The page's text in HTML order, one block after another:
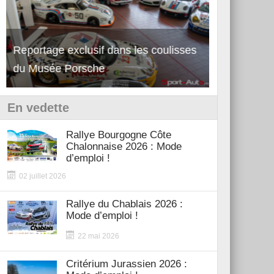
Reportage exclusif dans les coulisses
du Musée Porsche
Découverte de la nouvelle Ferrari
12Cilindri Manuale
En vedette
Rallye Bourgogne Côte
Chalonnaise 2026 : Mode
d’emploi !
02 juillet 2026
Rallye du Chablais 2026 :
Mode d’emploi !
22 mai 2026
Critérium Jurassien 2026 :